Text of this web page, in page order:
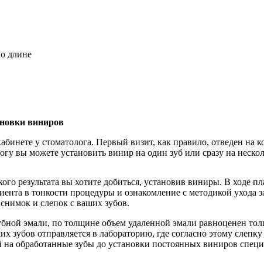
длине
виниров
у стоматолога. Первый визит, как правило, отведен на
вы можете установить винир на один зуб или сразу на
результата вы хотите добиться, установив виниры. В ходе
в тонкости процедуры и ознакомление с методикой ухода
и слепок с ваших зубов.
эмали, по толщине объем удаленной эмали равноценен
отправляется в лабораторию, где согласно этому
обработанные зубы до установки постоянных виниров